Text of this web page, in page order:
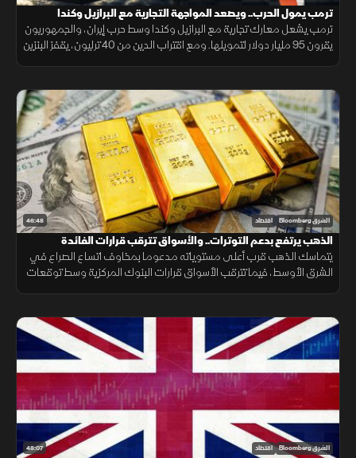
ترمب يمول الحرب.. ويصعد المواجهة التجارية مع البرازيل وكندا
ترمب يشعل معارك تجارية مع البرازيل وكندا وسط حرب إيران، والجمهوريون
يقرون 95 مليار دولار لتمويلها. ومع اقتراب الدين من 40 ترليون، يقفز البنزين
46:48 الشرق Bloomberg اقتصاد
الذهب يرتفع بدعم التوترات.. والأسواق تترقب قرارات الفائدة
يتماسك الذهب قرب أعلى مستوياته مدعوما بمخاوف اتساع الصراع في
الشرق الأوسط، فيما تترقب الأسواق قرارات البنوك المركزية وسط توقعات
48:07 الشرق Bloomberg اقتصاد